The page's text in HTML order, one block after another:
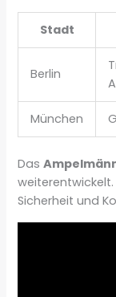
Stadt
Berlin
München
Das
Sicherheit und